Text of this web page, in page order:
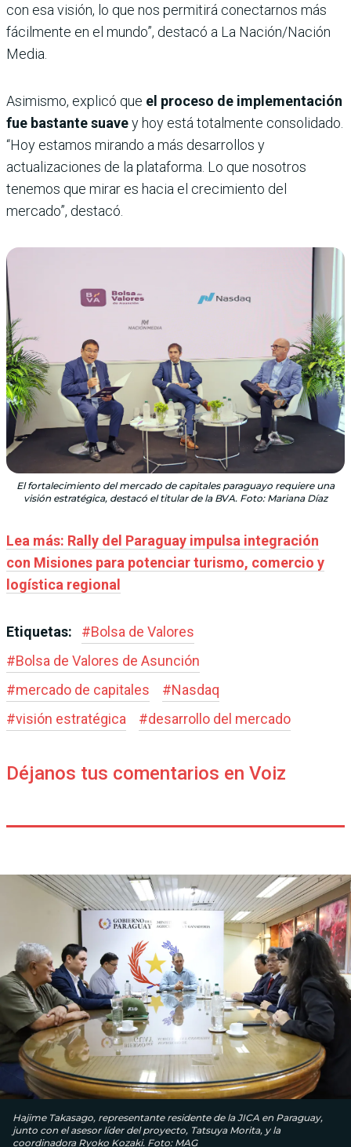
con esa visión, lo que nos permitirá conectarnos más
fácilmente en el mundo”, destacó a La Nación/Nación
Media.
Asimismo, explicó que el proceso de implementación
fue bastante suavey hoy está totalmente consolidado.
“Hoy estamos mirando a más desarrollos y
actualizaciones de la plataforma. Lo que nosotros
tenemos que mirar es hacia el crecimiento del
mercado”, destacó.
El fortalecimiento del mercado de capitales paraguayo requiere una
visión estratégica, destacó el titular de la BVA. Foto: Mariana Díaz
Lea más: Rally del Paraguay impulsa integración
con Misiones para potenciar turismo, comercio y
logística regional
Etiquetas: #Bolsa de Valores
#Bolsa de Valores de Asunción
#mercado de capitales #Nasdaq
#visión estratégica #desarrollo del mercado
Déjanos tus comentarios en Voiz
Hajime Takasago, representante residente de la JICA en Paraguay,
junto con el asesor líder del proyecto, Tatsuya Morita, y la
coordinadora Ryoko Kozaki. Foto: MAG